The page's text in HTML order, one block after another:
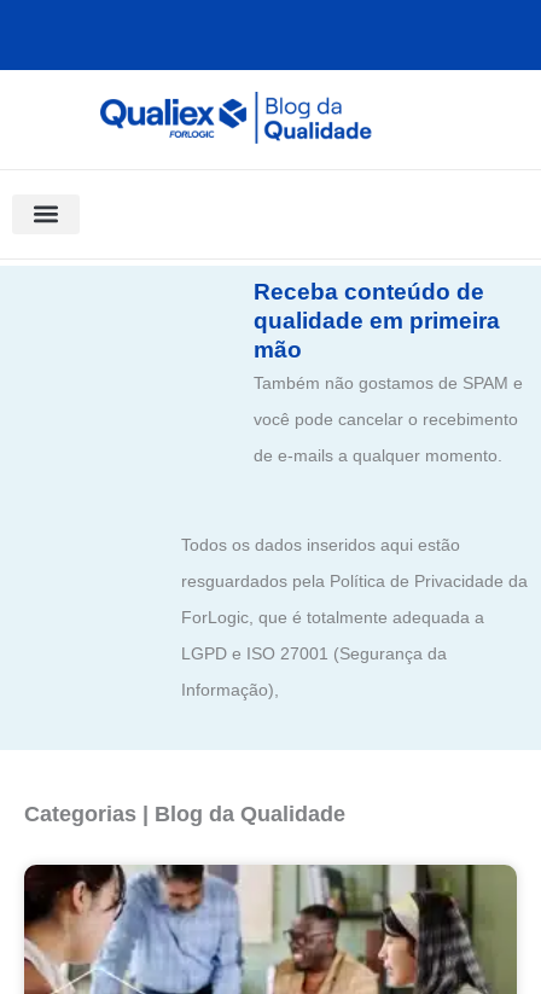
Receba conteúdo de
qualidade em primeira
mão
Também não gostamos de SPAM e
você pode cancelar o recebimento
de e-mails a qualquer momento.
Todos os dados inseridos aqui estão
resguardados pela Política de Privacidade da
ForLogic, que é totalmente adequada a
LGPD e ISO 27001 (Segurança da
Informação),
Categorias | Blog da Qualidade